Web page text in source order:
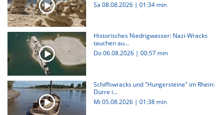
Sa 08.08.2026 | 01:34 min
Historisches Niedrigwasser: Nazi-Wracks
tauchen au...
Do 06.08.2026 | 00:57 min
Schiffswracks und "Hungersteine" im Rhein:
Dürre i...
Mi 05.08.2026 | 01:38 min